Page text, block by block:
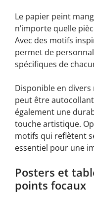
Le papier peint
n’importe quelle
Avec des motifs
permet de
spécifiques de
Disponible en
peut être
également une
touche artistique.
motifs qui reflètent
essentiel pour une
Posters et
points focaux